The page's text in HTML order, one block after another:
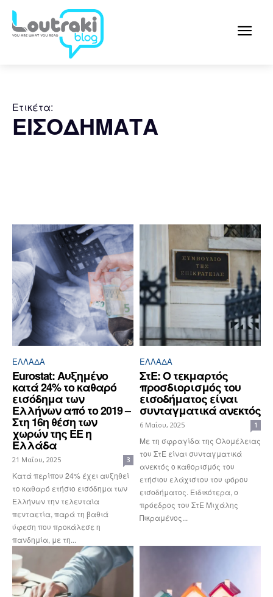
Ετικέτα:
ΕΙΣΟΔΗΜΑΤΑ
ΕΛΛΆΔΑ
Eurostat: Αυξημένο
κατά 24% το καθαρό
εισόδημα των
Ελλήνων από το 2019 –
Στη 16η θέση των
χωρών της ΕΕ η
Ελλάδα
21 Μαΐου, 2025 3
Κατά περίπου 24% έχει αυξηθεί
το καθαρό ετήσιο εισόδημα των
Ελλήνων την τελευταία
πενταετία, παρά τη βαθιά
ύφεση που προκάλεσε η
πανδημία, με τη...
ΕΛΛΆΔΑ
ΣτΕ: Ο τεκμαρτός
προσδιορισμός του
εισοδήματος είναι
συνταγματικά ανεκτός
6 Μαΐου, 2025 1
Με τη σφραγίδα της Ολομέλειας
του ΣτΕ είναι συνταγματικά
ανεκτός ο καθορισμός του
ετήσιου ελάχιστου του φόρου
εισοδήματος. Ειδικότερα, ο
πρόεδρος του ΣτΕ Μιχάλης
Πικραμένος...